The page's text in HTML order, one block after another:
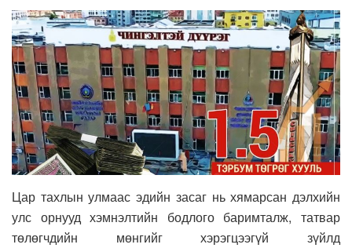
Цар тахлын улмаас эдийн засаг нь хямарсан дэлхийн
улс орнууд хэмнэлтийн бодлого баримталж, татвар
төлөгчдийн мөнгийг хэрэгцээгүй зүйлд